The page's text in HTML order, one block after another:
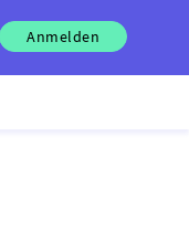
Anmelden